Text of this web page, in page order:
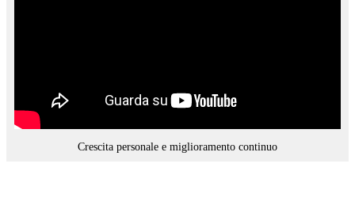
Crescita personale e miglioramento continuo